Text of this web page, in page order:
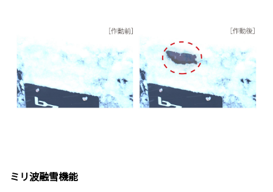
ミリ波融雪機能